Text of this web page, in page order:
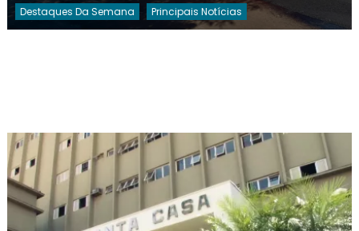
Destaques Da Semana Principais Notícias